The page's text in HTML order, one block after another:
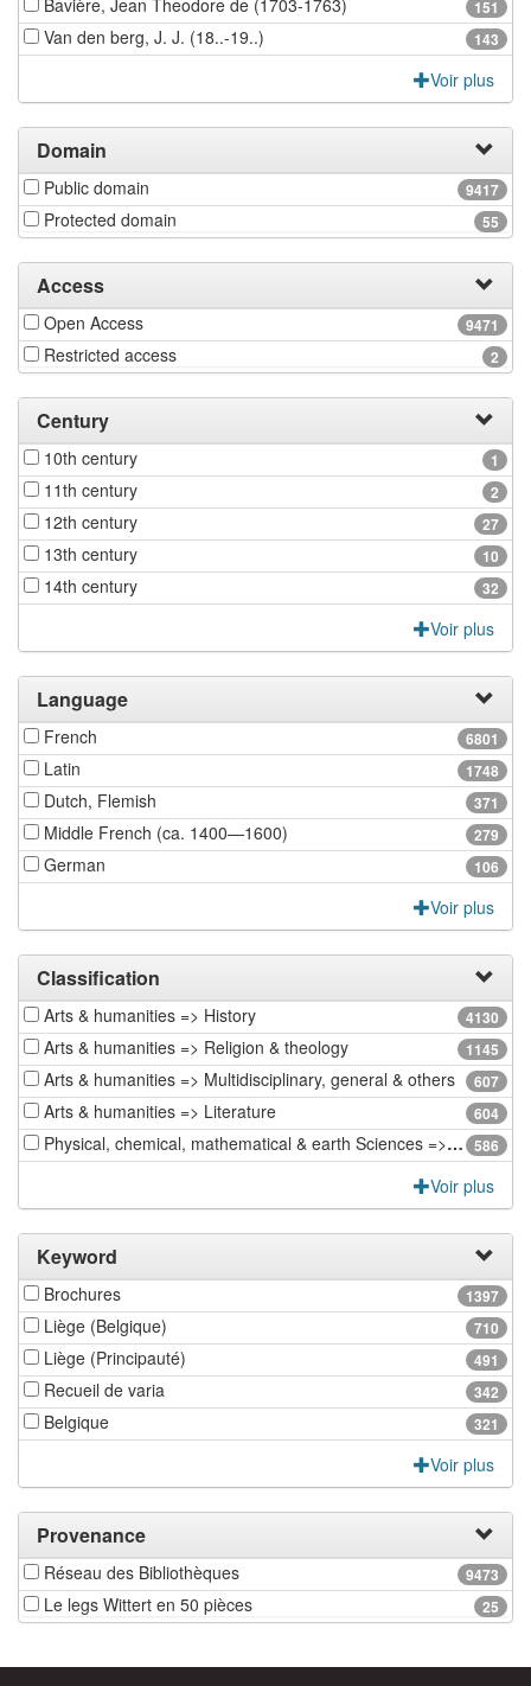
151
143
Van den berg, J. J. (18..-19..)
Voir plus
Domain
9417
Public domain
55
Protected domain
Access
9471
Open Access
2
Restricted access
Century
1
10th century
2
11th century
27
12th century
10
13th century
32
14th century
Voir plus
Language
6801
French
1748
Latin
371
Dutch, Flemish
279
Middle French (ca. 1400—1600)
106
German
Voir plus
Classification
4130
Arts & humanities => History
1145
Arts & humanities => Religion & theology
607
Arts & humanities => Multidisciplinary, general & others
604
Arts & humanities => Literature
586
Physical, chemical, mathematical & earth Sciences => Earth sciences & physical geography
Voir plus
Keyword
1397
Brochures
710
Liège (Belgique)
491
Liège (Principauté)
342
Recueil de varia
321
Belgique
Voir plus
Provenance
9473
Réseau des Bibliothèques
25
Le legs Wittert en 50 pièces